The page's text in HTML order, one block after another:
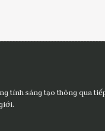
tính sáng tạo thông qua